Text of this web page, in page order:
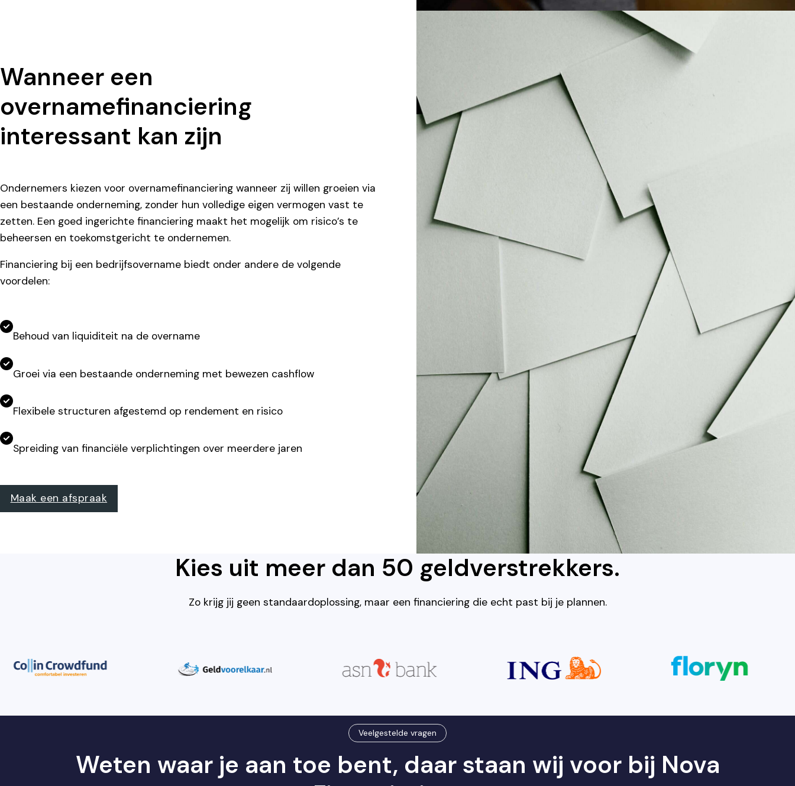
Wanneer een
overnamefinanciering
interessant kan zijn
Ondernemers kiezen voor overnamefinanciering wanneer zij willen groeien via
een bestaande onderneming, zonder hun volledige eigen vermogen vast te
zetten. Een goed ingerichte financiering maakt het mogelijk om risico’s te
beheersen en toekomstgericht te ondernemen.
Financiering bij een bedrijfsovername biedt onder andere de volgende
voordelen:
Behoud van liquiditeit na de overname
Groei via een bestaande onderneming met bewezen cashflow
Flexibele structuren afgestemd op rendement en risico
Spreiding van financiële verplichtingen over meerdere jaren
Maak een afspraak
Kies uit meer dan 50 geldverstrekkers.
Zo krijg jij geen standaardoplossing, maar een financiering die echt past bij je plannen.
Veelgestelde vragen
Weten waar je aan toe bent, daar staan wij voor bij Nova